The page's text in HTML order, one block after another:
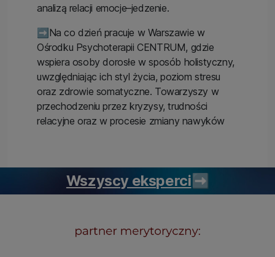
analizą relacji emocje–jedzenie.
➡️Na co dzień pracuje w Warszawie w
Ośrodku Psychoterapii CENTRUM, gdzie
wspiera osoby dorosłe w sposób holistyczny,
uwzględniając ich styl życia, poziom stresu
oraz zdrowie somatyczne. Towarzyszy w
przechodzeniu przez kryzysy, trudności
relacyjne oraz w procesie zmiany nawyków
Wszyscy eksperci ➡️